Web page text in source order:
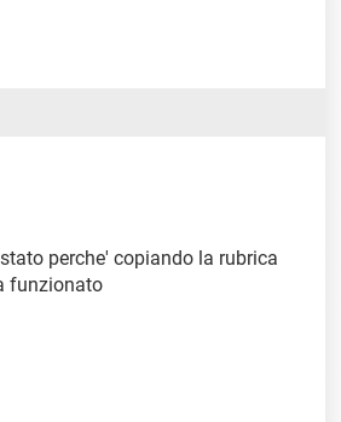
perche' copiando la rubrica
funzionato